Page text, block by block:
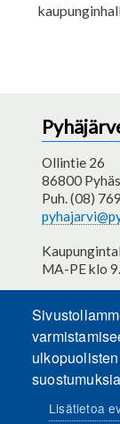
Ollintie 26
86800
Puh. (08)
MA-PE klo
Lisätietoa